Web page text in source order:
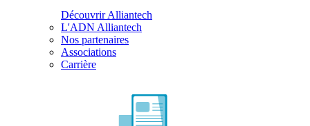
Découvrir Alliantech
L'ADN Alliantech
Nos partenaires
Associations
Carrière